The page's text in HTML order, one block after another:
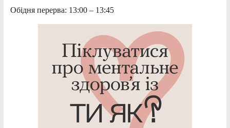
Обідня перерва: 13:00 – 13:45